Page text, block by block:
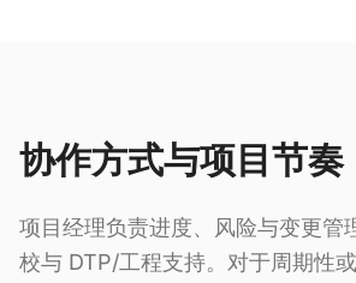
协作方式与项目节奏
项目经理负责进度、风险与变更管
校与 DTP/工程支持。对于周期性